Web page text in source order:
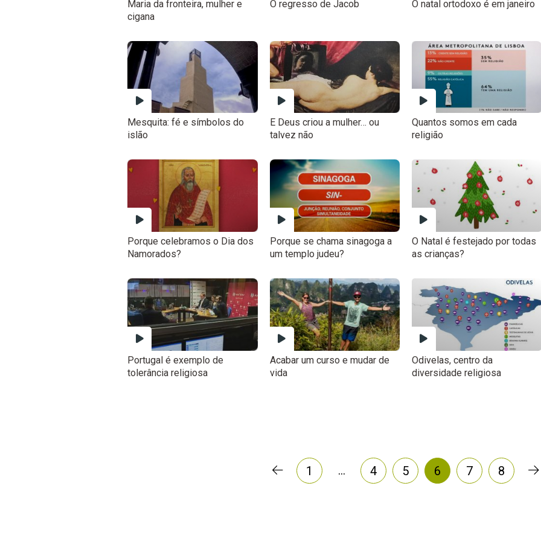
Maria da fronteira, mulher e
cigana
O regresso de Jacob O natal ortodoxo é em janeiro
Mesquita: fé e símbolos do
islão
E Deus criou a mulher… ou
talvez não
Quantos somos em cada
religião
Porque celebramos o Dia dos
Namorados?
Porque se chama sinagoga a
um templo judeu?
O Natal é festejado por todas
as crianças?
Portugal é exemplo de
tolerância religiosa
Acabar um curso e mudar de
vida
Odivelas, centro da
diversidade religiosa
1 … 4 5 6 7 8